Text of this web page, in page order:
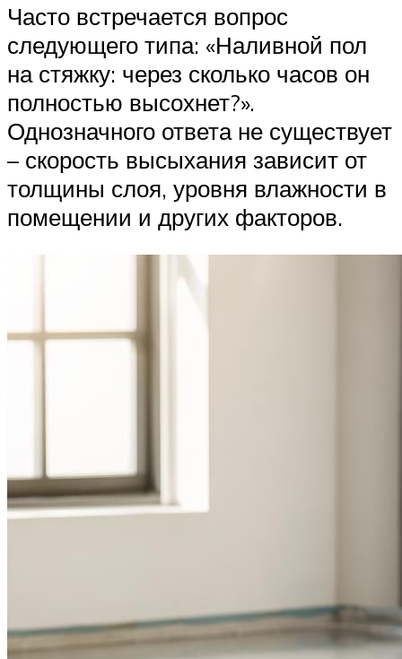
Часто встречается вопрос
следующего типа: «Наливной пол
на стяжку: через сколько часов он
полностью высохнет?».
Однозначного ответа не существует
– скорость высыхания зависит от
толщины слоя, уровня влажности в
помещении и других факторов.